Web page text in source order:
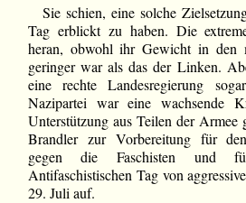
Sie schien, eine solche
Tag erblickt zu haben. Die
heran, obwohl ihr Gewicht in den
geringer war als das der Linken.
eine rechte Landesregierung
Nazipartei war eine wachsende
Unterstützung aus Teilen der
Brandler zur Vorbereitung für
gegen die Faschisten und
Antifaschistischen Tag von
29. Juli auf.